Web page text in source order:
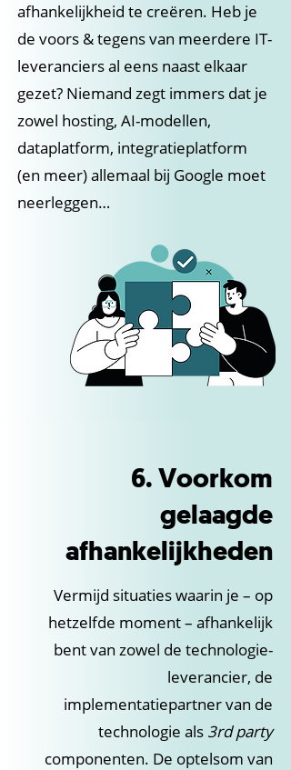
afhankelijkheid te creëren. Heb je
de voors & tegens van meerdere IT-
leveranciers al eens naast elkaar
gezet? Niemand zegt immers dat je
zowel hosting, AI-modellen,
dataplatform, integratieplatform
(en meer) allemaal bij Google moet
neerleggen…
6. Voorkom
gelaagde
afhankelijkheden
Vermijd situaties waarin je – op
hetzelfde moment – afhankelijk
bent van zowel de technologie-
leverancier, de
implementatiepartner van de
technologie als 3rd party
componenten. De optelsom van